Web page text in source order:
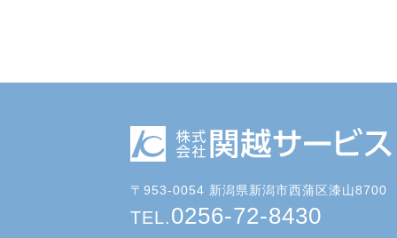
〒953-0054 新潟県新潟市西蒲区漆山8700
TEL.0256-72-8430